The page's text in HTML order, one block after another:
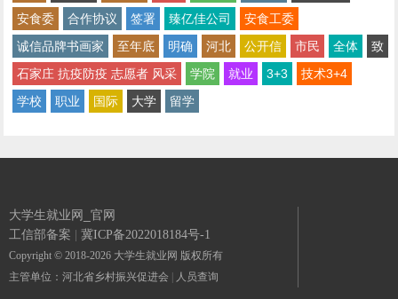
安食委
合作协议 签署 臻亿佳公司
安食工委
诚信品牌书画家
至年底 明确 河北 公开信 市民 全体
致
石家庄 抗疫防疫 志愿者 风采
学院 就业 3+3
技术3+4
学校
职业 国际 大学 留学
大学生就业网_官网
工信部备案 冀ICP备2022018184号-1
Copyright © 2018-2026 大学生就业网 版权所有
主管单位：河北省乡村振兴促进会
人员查询